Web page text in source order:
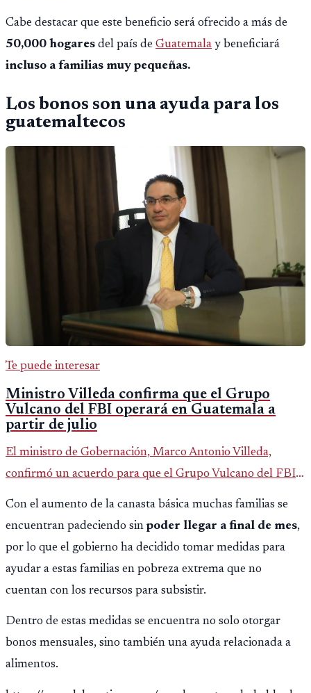
Cabe destacar que este beneficio será ofrecido a más de
50,000 hogares del país de Guatemala y beneficiará
incluso a familias muy pequeñas.
Los bonos son una ayuda para los
guatemaltecos
Te puede interesar
Ministro Villeda confirma que el Grupo
Vulcano del FBI operará en Guatemala a
partir de julio
El ministro de Gobernación, Marco Antonio Villeda,
confirmó un acuerdo para que el Grupo Vulcano del FBI
opere en Guatemala a partir de julio, tras un intento
fallido con la administración anterior del Ministerio
Público.
Con el aumento de la canasta básica muchas familias se
encuentran padeciendo sin poder llegar a final de mes,
por lo que el gobierno ha decidido tomar medidas para
ayudar a estas familias en pobreza extrema que no
cuentan con los recursos para subsistir.
Dentro de estas medidas se encuentra no solo otorgar
bonos mensuales, sino también una ayuda relacionada a
alimentos.